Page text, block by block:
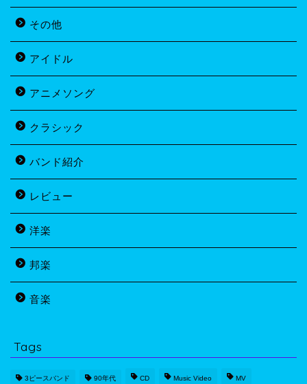
その他
アイドル
アニメソング
クラシック
バンド紹介
レビュー
洋楽
邦楽
音楽
Tags
3ピースバンド 90年代 CD Music Video MV